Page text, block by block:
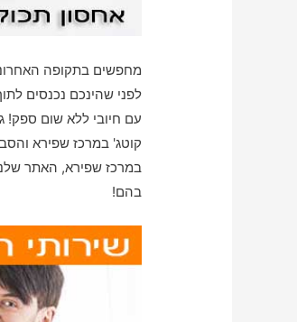
מחפשים בתקופה
לפני שהינכם נכנסים
עם חיובי ללא שום ספק!
קוטג' במרכז שפירא
במרכז שפירא, האתר
בהם!